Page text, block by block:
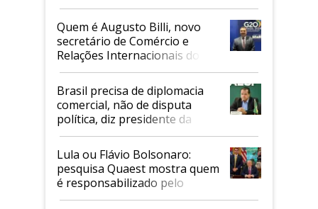
Quem é Augusto Billi, novo
secretário de Comércio e
Relações Internacionais do
Mapa
Brasil precisa de diplomacia
comercial, não de disputa
política, diz presidente da
Faesp
Lula ou Flávio Bolsonaro:
pesquisa Quaest mostra quem
é responsabilizado pelo
tarifaço dos EUA